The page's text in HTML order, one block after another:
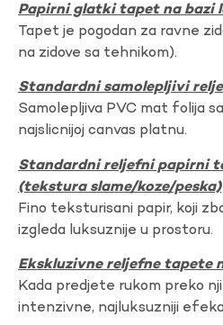
Papirni glatki tapet na bazi
Tapet je pogodan za ravne
na zidove sa tehnikom).
Standardni samolepljivi
Samolepljiva PVC mat folija
najslicnijoj canvas platnu.
Standardni reljefni papirni
(tekstura slame/koze/peska)
Fino teksturisani papir, koji
izgleda luksuznije u prostoru.
Ekskluzivne reljefne tapete
Kada predjete rukom preko
intenzivne, najluksuzniji